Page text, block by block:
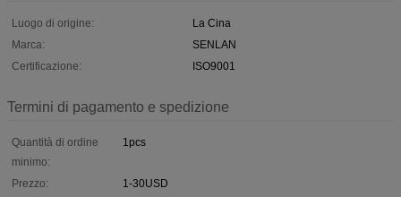
Luogo di origine:
La Cina
Marca:
SENLAN
Certificazione:
ISO9001
Termini di pagamento e spedizione
Quantità di ordine
minimo:
1pcs
Prezzo:
1-30USD